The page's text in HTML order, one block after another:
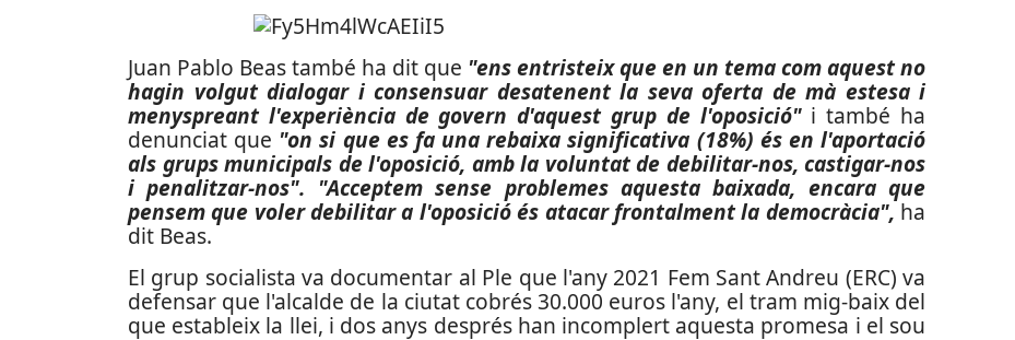
Juan Pablo Beas també ha dit que "ens entristeix que en un tema com aquest no
hagin volgut dialogar i consensuar desatenent la seva oferta de mà estesa i
menyspreant l'experiència de govern d'aquest grup de l'oposició"i també ha
denunciat que "on si que es fa una rebaixa significativa (18%) és en l'aportació
als grups municipals de l'oposició, amb la voluntat de debilitar-nos, castigar-nos
i penalitzar-nos". "Acceptem sense problemes aquesta baixada, encara que
pensem que voler debilitar a l'oposició és atacar frontalment la democràcia", ha
dit Beas.
El grup socialista va documentar al Ple que l'any 2021 Fem Sant Andreu (ERC) va
defensar que l'alcalde de la ciutat cobrés 30.000 euros l'any, el tram mig-baix del
que estableix la llei, i dos anys després han incomplert aquesta promesa i el sou